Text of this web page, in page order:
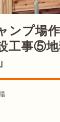
ンプ場
工事⑤地